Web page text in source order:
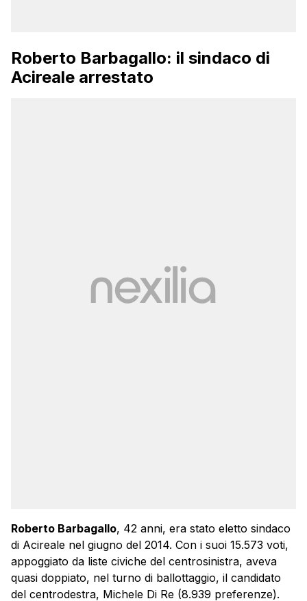
Roberto Barbagallo: il sindaco di
Acireale arrestato
Roberto Barbagallo, 42 anni, era stato eletto sindaco
di Acireale nel giugno del 2014. Con i suoi 15.573 voti,
appoggiato da liste civiche del centrosinistra, aveva
quasi doppiato, nel turno di ballottaggio, il candidato
del centrodestra, Michele Di Re (8.939 preferenze).